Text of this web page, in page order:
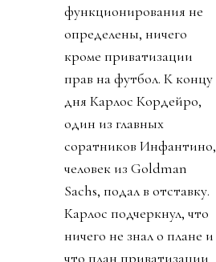
функционирования не
определены, ничего
кроме приватизации
прав на футбол. К концу
дня Карлос Кордейро,
один из главных
соратников Инфантино,
человек из Goldman
Sachs, подал в отставку.
Карлос подчеркнул, что
ничего не знал о плане и
что план приватизации